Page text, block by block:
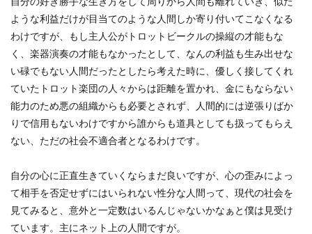
ような利益だけが目当てのような人間しか寄り付いてこなくなる
わけですが、もし主人公がトロットビークルの操縦の才能もな
く、楽器演奏の才能もなかったとして、なんの利益も生み出せな
い碌でもない人間だったとしたら考えた時に、優しく接してくれ
ていたトロット楽団の人々からは距離を置かれ、金にもならない
能力のため悪の組織からも必要とされず、人間的には逆張りばか
りで信用もないわけですから誰からも道具としても扱ってもらえ
ない、ただの社会不適合者となるわけです。
自分の心に正直生きていくならまだ良いですが、心の歪みによっ
て相手を否定せずにはいられない性分な人間って、現代の社会を
見てみると、意外と一定数はいるんじゃないかなぁと僕は見受け
ています。主にネット上の人間ですが。